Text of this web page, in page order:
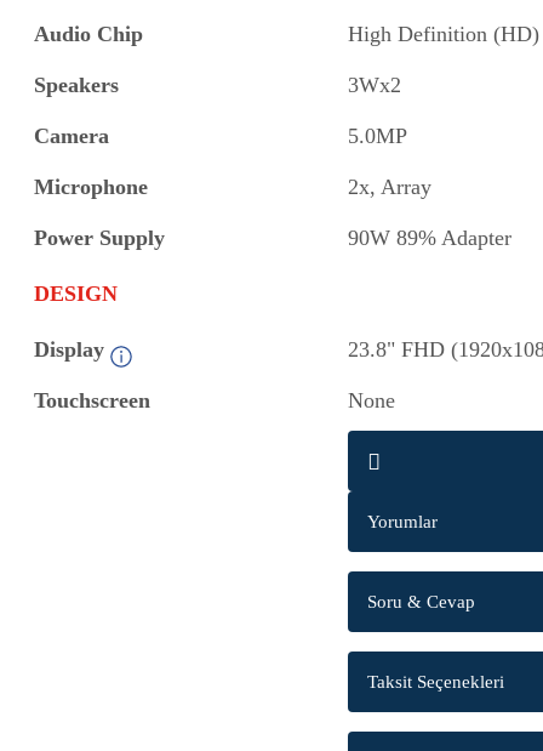
Audio Chip High Definition (HD)
Speakers 3Wx2
Camera 5.0MP
Microphone 2x, Array
Power Supply 90W 89% Adapter
DESIGN
Display 23.8" FHD
Touchscreen None
Yorumlar
Soru & Cevap
Taksit Seçenekleri